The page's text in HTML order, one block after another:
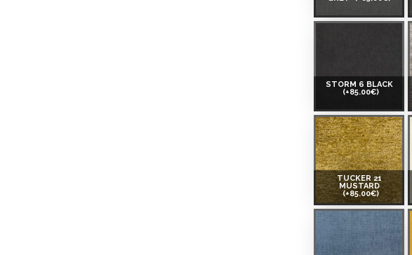
STORM 6 BLACK
(+85.00€)
TUCKER 21
MUSTARD
(+85.00€)